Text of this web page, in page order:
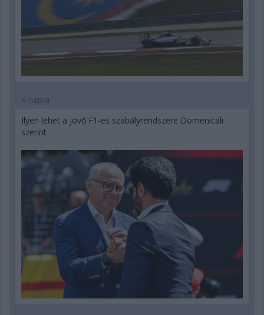
4 napja
Ilyen lehet a jövő F1-es szabályrendszere Domenicali
szerint